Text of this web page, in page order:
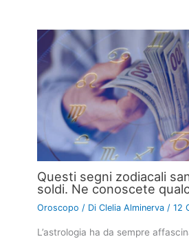
Questi segni zodiacali
soldi. Ne conoscete
Oroscopo / DiClelia Alminerva/12
L’astrologia ha da sempre